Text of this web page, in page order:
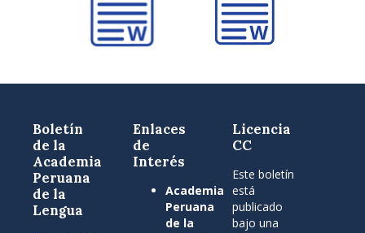
Boletín
de la
Academia
Peruana
de la
Lengua
Enlaces
de
Interés
Academia
Peruana
de la
Licencia
CC
Este boletín
está
publicado
bajo una